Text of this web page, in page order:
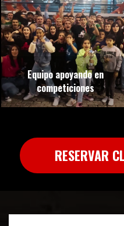
Equipo apoyando en
competiciones
RESERVAR